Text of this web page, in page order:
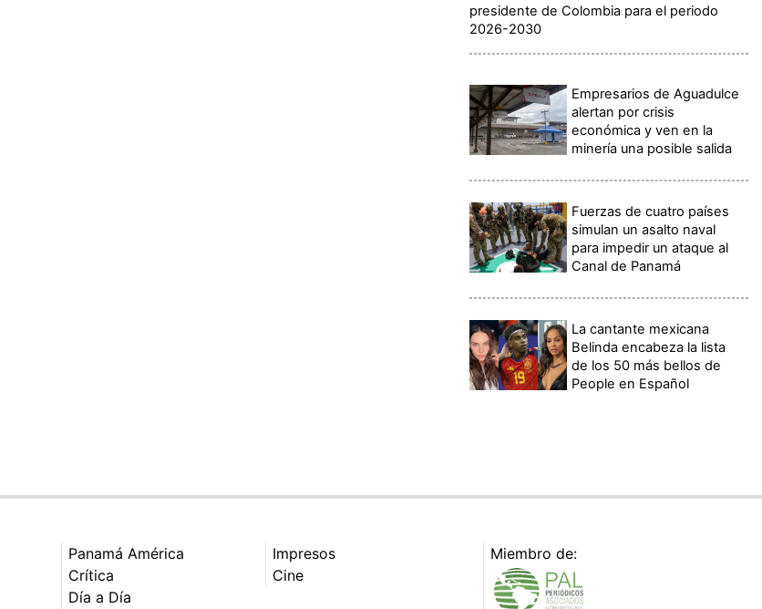
presidente de Colombia para el periodo
2026-2030
Empresarios de Aguadulce
alertan por crisis
económica y ven en la
minería una posible salida
Fuerzas de cuatro países
simulan un asalto naval
para impedir un ataque al
Canal de Panamá
La cantante mexicana
Belinda encabeza la lista
de los 50 más bellos de
People en Español
Panamá América
Crítica
Día a Día
Impresos
Cine
Miembro de: